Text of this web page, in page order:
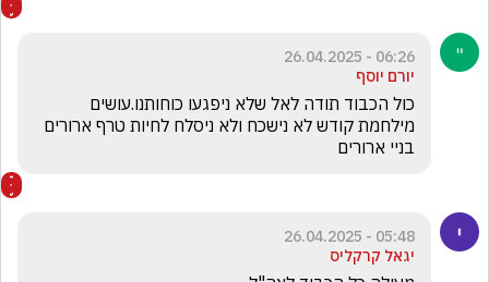
06:26 - 26.04.2025
יורם יוסף
בניי ארורים
05:48 - 26.04.2025
יגאל קרקליס